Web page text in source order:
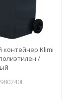
Klimi
/
980240L